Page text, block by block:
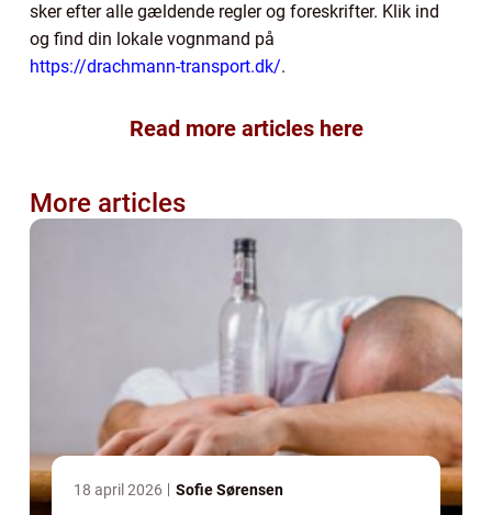
sker efter alle gældende regler og foreskrifter. Klik ind
og find din lokale vognmand på
https://drachmann-transport.dk/.
Read more articles here
More articles
18 april 2026 Sofie Sørensen